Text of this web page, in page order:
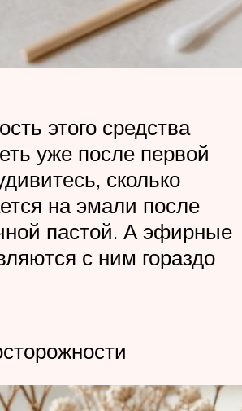
этого средства
уже после первой
сколько
на эмали после
пастой. А эфирные
с ним гораздо